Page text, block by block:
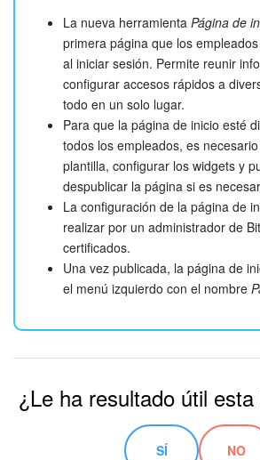
La nueva herramienta Página de
primera página que los
al iniciar sesión. Permite reunir
configurar accesos rápidos a
todo en un solo lugar.
Para que la página de inicio esté
todos los empleados, es
plantilla, configurar los widgets y
despublicar la página si es
La configuración de la página de
realizar por un administrador de
certificados.
Una vez publicada, la página de
el menú izquierdo con el nombre
¿Le ha resultado útil
SÍ NO